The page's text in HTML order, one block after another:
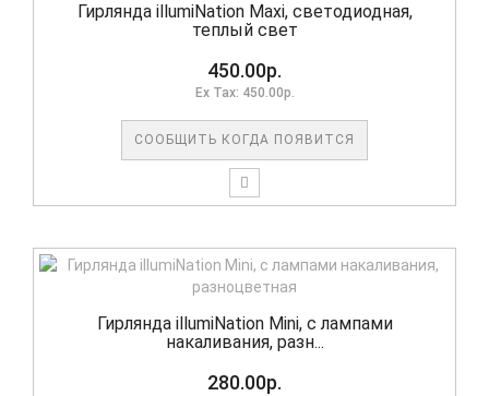
Гирлянда illumiNation Maxi, светодиодная,
теплый свет
450.00р.
Ex Tax: 450.00р.
СООБЩИТЬ КОГДА ПОЯВИТСЯ
Гирлянда illumiNation Mini, с лампами
накаливания, разн...
280.00р.